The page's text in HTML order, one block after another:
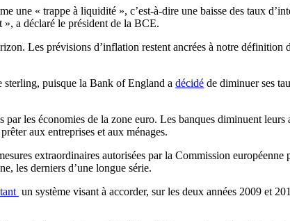
une « trappe à liquidité », c’est-à-dire une baisse des taux
a déclaré le président de la BCE.
Les prévisions d’inflation restent ancrées à notre définition
puisque la Bank of England a décidé de diminuer ses
les économies de la zone euro. Les banques diminuent
aux entreprises et aux ménages.
extraordinaires autorisées par la Commission
les derniers d’une longue série.
un système visant à accorder, sur les deux années 2009 et